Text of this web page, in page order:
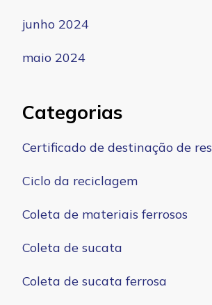
junho 2024
maio 2024
Categorias
Certificado de destinação de
Ciclo da reciclagem
Coleta de materiais ferrosos
Coleta de sucata
Coleta de sucata ferrosa